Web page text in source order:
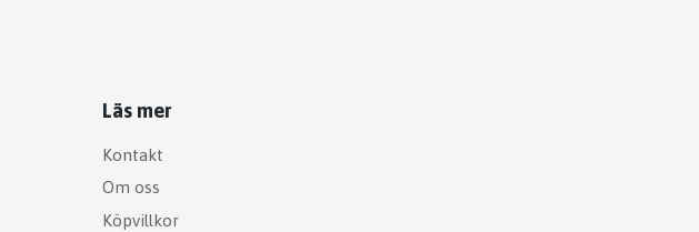
Läs mer
Kontakt
Om oss
Köpvillkor